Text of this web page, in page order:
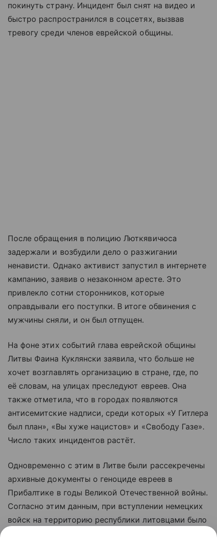
покинуть страну. Инцидент был снят на видео и
быстро распространился в соцсетях, вызвав
тревогу среди членов еврейской общины.
После обращения в полицию Люткявичюса
задержали и возбудили дело о разжигании
ненависти. Однако активист запустил в интернете
кампанию, заявив о незаконном аресте. Это
привлекло сотни сторонников, которые
оправдывали его поступки. В итоге обвинения с
мужчины сняли, и он был отпущен.
На фоне этих событий глава еврейской общины
Литвы Фаина Куклянски заявила, что больше не
хочет возглавлять организацию в стране, где, по
её словам, на улицах преследуют евреев. Она
также отметила, что в городах появляются
антисемитские надписи, среди которых «У Гитлера
был план», «Вы хуже нацистов» и «Свободу Газе».
Число таких инцидентов растёт.
Одновременно с этим в Литве были рассекречены
архивные документы о геноциде евреев в
Прибалтике в годы Великой Отечественной войны.
Согласно этим данным, при вступлении немецких
войск на территорию республики литовцами было